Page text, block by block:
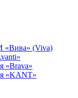
«Вива» (Viva)
«Brava»
«KANT»